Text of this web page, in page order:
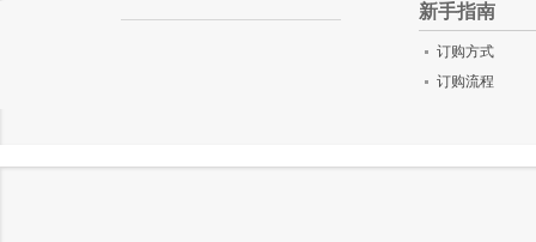
新手指南
订购方式
订购流程